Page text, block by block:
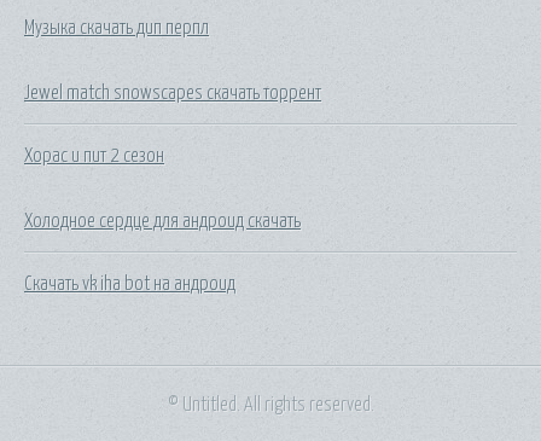
Музыка скачать дип перпл
Jewel match snowscapes скачать торрент
Хорас и пит 2 сезон
Холодное сердце для андроид скачать
Скачать vk iha bot на андроид
© Untitled. All rights reserved.